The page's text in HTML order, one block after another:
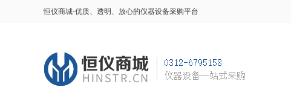
恒仪商城-优质、透明、放心的仪器设备采购平台